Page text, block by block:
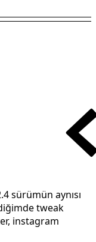
sürümün aynısı
tweak
instagram